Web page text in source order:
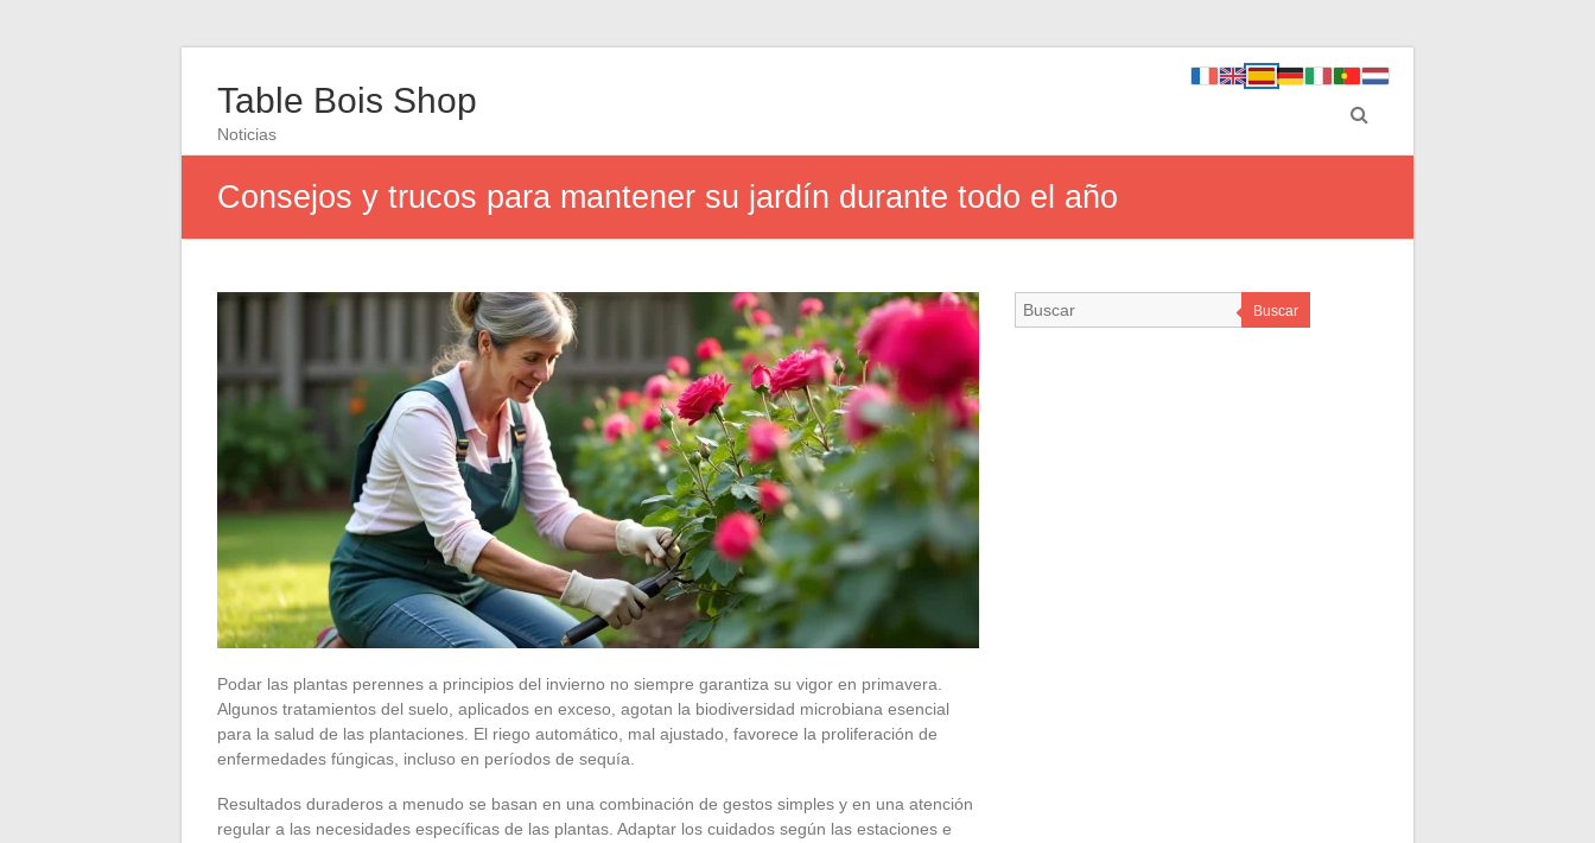
Table Bois Shop
Noticias
Consejos y trucos para mantener su jardín durante todo el año
Podar las plantas perennes a principios del invierno no siempre garantiza su vigor en primavera.
Algunos tratamientos del suelo, aplicados en exceso, agotan la biodiversidad microbiana esencial
para la salud de las plantaciones. El riego automático, mal ajustado, favorece la proliferación de
enfermedades fúngicas, incluso en períodos de sequía.
Resultados duraderos a menudo se basan en una combinación de gestos simples y en una atención
regular a las necesidades específicas de las plantas. Adaptar los cuidados según las estaciones e
Buscar